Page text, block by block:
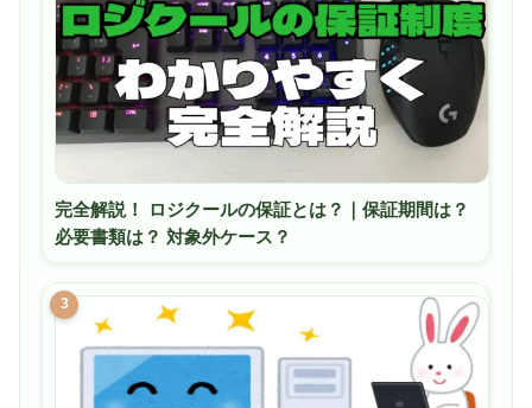
完全解説！ ロジクールの保証とは？｜保証期間は？
必要書類は？ 対象外ケース？
3